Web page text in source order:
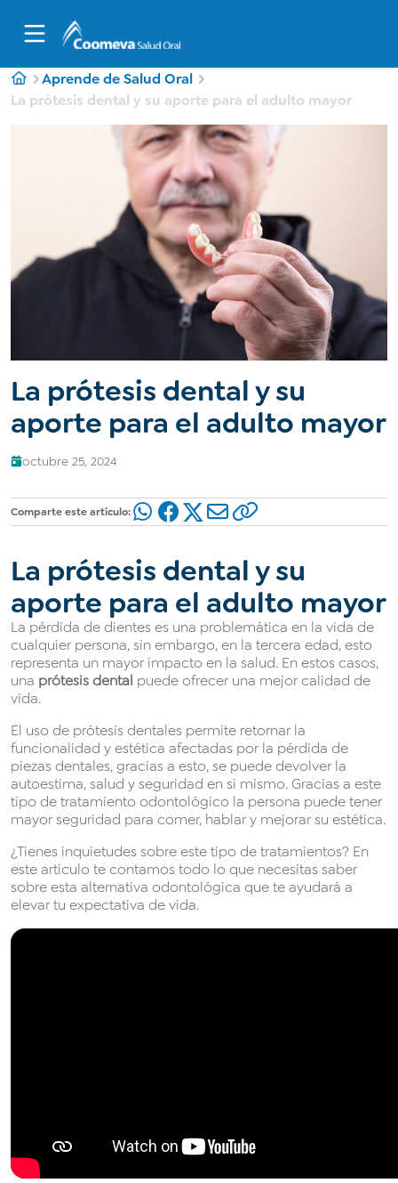
Aprende de Salud Oral
La prótesis dental y su aporte para el adulto mayor
La prótesis dental y su
aporte para el adulto mayor
octubre 25, 2024
Comparte este artículo:
La prótesis dental y su
aporte para el adulto mayor
La pérdida de dientes es una problemática en la vida de
cualquier persona, sin embargo, en la tercera edad, esto
representa un mayor impacto en la salud. En estos casos,
una prótesis dental puede ofrecer una mejor calidad de
vida.
El uso de prótesis dentales permite retornar la
funcionalidad y estética afectadas por la pérdida de
piezas dentales, gracias a esto, se puede devolver la
autoestima, salud y seguridad en si mismo. Gracias a este
tipo de tratamiento odontológico la persona puede tener
mayor seguridad para comer, hablar y mejorar su estética.
¿Tienes inquietudes sobre este tipo de tratamientos? En
este artículo te contamos todo lo que necesitas saber
sobre esta alternativa odontológica que te ayudará a
elevar tu expectativa de vida.